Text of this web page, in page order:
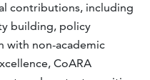
contributions, including
building, policy
with non-academic
CoARA